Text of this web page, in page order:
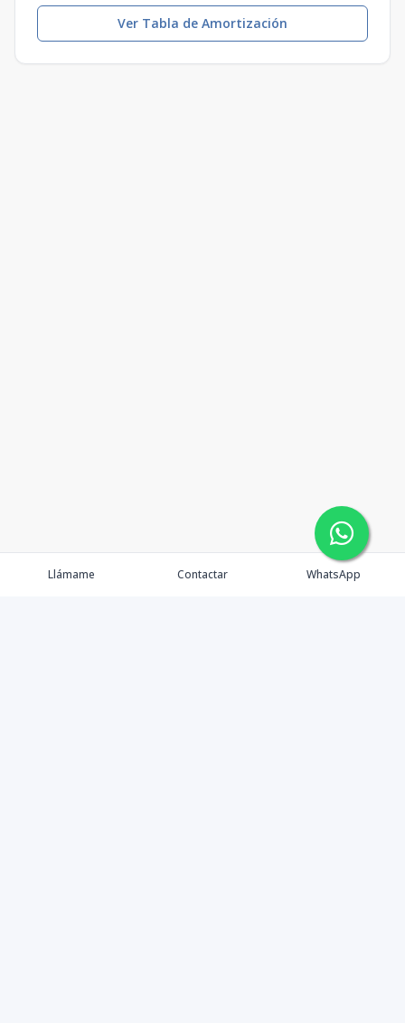
Ver Tabla de Amortización
Llámame Contactar WhatsApp